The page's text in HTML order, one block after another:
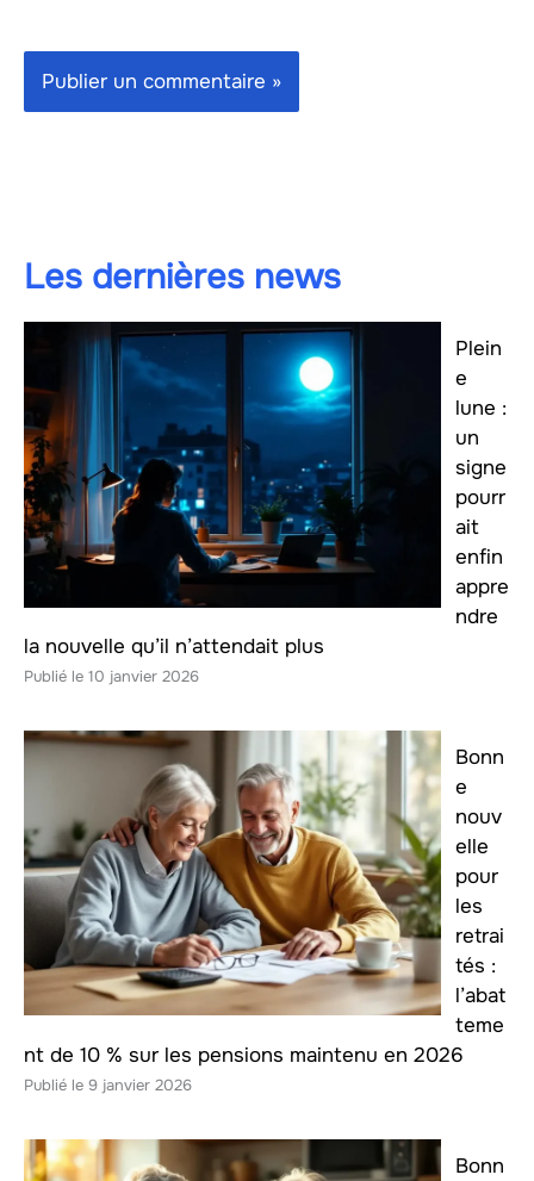
Les dernières news
Plein
e
lune :
un
signe
pourr
ait
enfin
appre
ndre
la nouvelle qu’il n’attendait plus
10 janvier 2026
Bonn
e
nouv
elle
pour
les
retrai
tés :
l’abat
teme
nt de 10 % sur les pensions maintenu en 2026
9 janvier 2026
Bonn